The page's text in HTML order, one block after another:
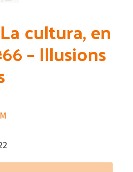
cultura, en
– Illusions